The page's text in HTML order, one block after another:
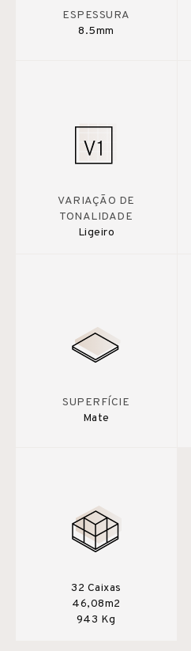
ESPESSURA
8.5mm
VARIAÇÃO DE
TONALIDADE
Ligeiro
SUPERFÍCIE
Mate
32 Caixas
46,08m2
943 Kg